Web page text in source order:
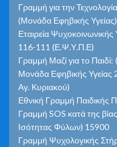
Γραμμή για την
(Μονάδα Εφηβικής Υγείας)
Εταιρεία
116-111 (Ε.Ψ.Υ.Π.Ε)
Γραμμή Μαζί για το
Μονάδα Εφηβικής
Αγ. Κυριακού)
Εθνική Γραμμή
Γραμμή SOS κατά της
Ισότητας Φύλων) 15900
Γραμμή Ψυχολογικής